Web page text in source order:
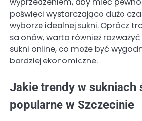
wyprzedzeniem, aby mieć
poświęci wystarczająco dużo
wyborze idealnej sukni. Oprócz
salonów, warto również
sukni online, co może być
bardziej ekonomiczne.
Jakie trendy w sukniach
popularne w Szczecinie